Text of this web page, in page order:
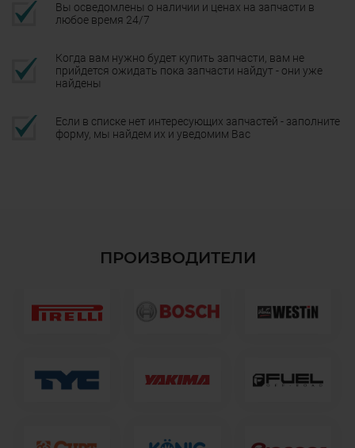
Вы осведомлены о наличии и ценах на запчасти в
любое время 24/7
Когда вам нужно будет купить запчасти, вам не
прийдется ожидать пока запчасти найдут - они уже
найдены
Если в списке нет интересующих запчастей - заполните
форму, мы найдем их и уведомим Вас
ПРОИЗВОДИТЕЛИ